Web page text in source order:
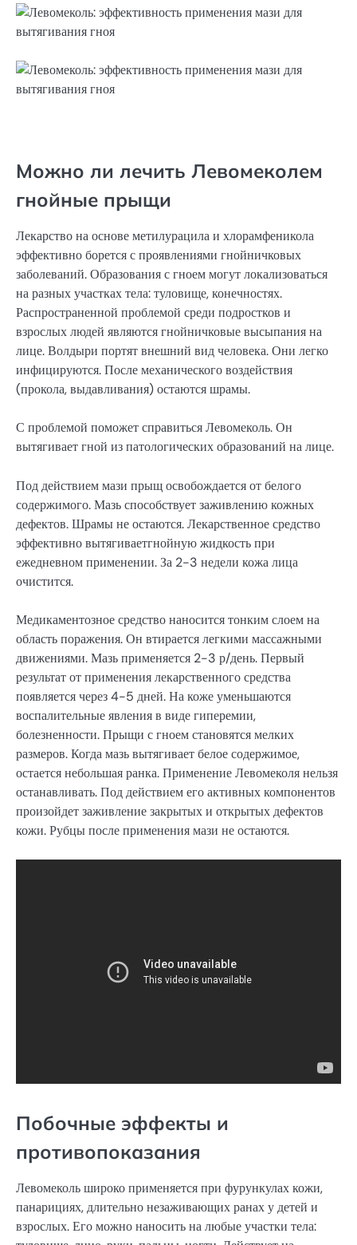
Можно ли лечить Левомеколем
гнойные прыщи
Лекарство на основе метилурацила и хлорамфеникола
эффективно борется с проявлениями гнойничковых
заболеваний. Образования с гноем могут локализоваться
на разных участках тела: туловище, конечностях.
Распространенной проблемой среди подростков и
взрослых людей являются гнойничковые высыпания на
лице. Волдыри портят внешний вид человека. Они легко
инфицируются. После механического воздействия
(прокола, выдавливания) остаются шрамы.
С проблемой поможет справиться Левомеколь. Он
вытягивает гной из патологических образований на лице.
Под действием мази прыщ освобождается от белого
содержимого. Мазь способствует заживлению кожных
дефектов. Шрамы не остаются. Лекарственное средство
эффективно вытягиваетгнойную жидкость при
ежедневном применении. За 2-3 недели кожа лица
очистится.
Медикаментозное средство наносится тонким слоем на
область поражения. Он втирается легкими массажными
движениями. Мазь применяется 2-3 р/день. Первый
результат от применения лекарственного средства
появляется через 4-5 дней. На коже уменьшаются
воспалительные явления в виде гиперемии,
болезненности. Прыщи с гноем становятся мелких
размеров. Когда мазь вытягивает белое содержимое,
остается небольшая ранка. Применение Левомеколя нельзя
останавливать. Под действием его активных компонентов
произойдет заживление закрытых и открытых дефектов
кожи. Рубцы после применения мази не остаются.
Побочные эффекты и
противопоказания
Левомеколь широко применяется при фурункулах кожи,
панарициях, длительно незаживающих ранах у детей и
взрослых. Его можно наносить на любые участки тела: